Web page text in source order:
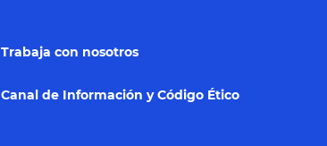
Trabaja con nosotros
Canal de Información y Código Ético